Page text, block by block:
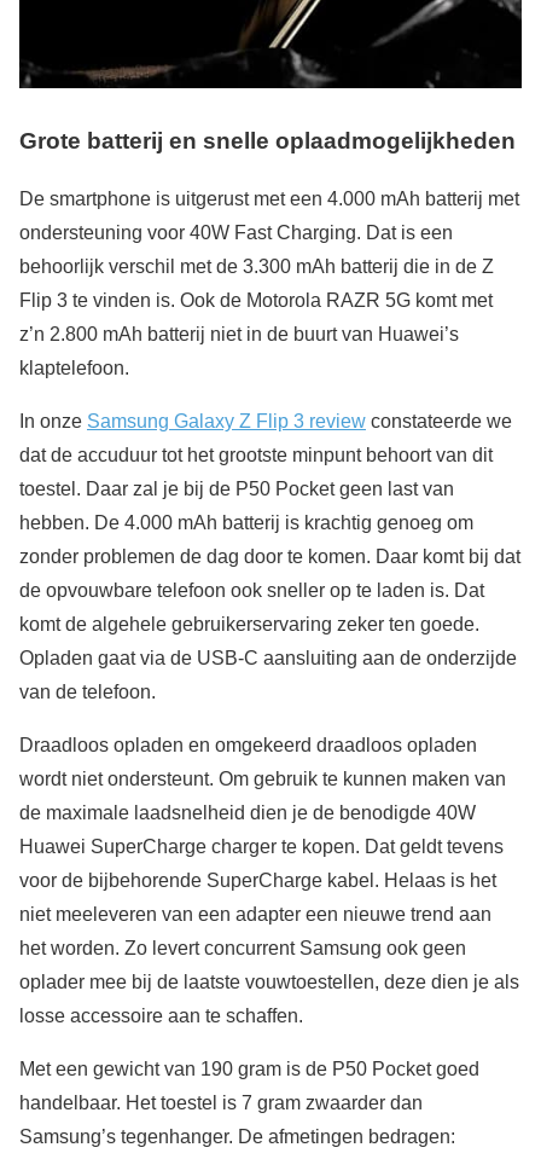
Grote batterij en snelle oplaadmogelijkheden
De smartphone is uitgerust met een 4.000 mAh batterij met
ondersteuning voor 40W Fast Charging. Dat is een
behoorlijk verschil met de 3.300 mAh batterij die in de Z
Flip 3 te vinden is. Ook de Motorola RAZR 5G komt met
z’n 2.800 mAh batterij niet in de buurt van Huawei’s
klaptelefoon.
In onze Samsung Galaxy Z Flip 3 review constateerde we
dat de accuduur tot het grootste minpunt behoort van dit
toestel. Daar zal je bij de P50 Pocket geen last van
hebben. De 4.000 mAh batterij is krachtig genoeg om
zonder problemen de dag door te komen. Daar komt bij dat
de opvouwbare telefoon ook sneller op te laden is. Dat
komt de algehele gebruikerservaring zeker ten goede.
Opladen gaat via de USB-C aansluiting aan de onderzijde
van de telefoon.
Draadloos opladen en omgekeerd draadloos opladen
wordt niet ondersteunt. Om gebruik te kunnen maken van
de maximale laadsnelheid dien je de benodigde 40W
Huawei SuperCharge charger te kopen. Dat geldt tevens
voor de bijbehorende SuperCharge kabel. Helaas is het
niet meeleveren van een adapter een nieuwe trend aan
het worden. Zo levert concurrent Samsung ook geen
oplader mee bij de laatste vouwtoestellen, deze dien je als
losse accessoire aan te schaffen.
Met een gewicht van 190 gram is de P50 Pocket goed
handelbaar. Het toestel is 7 gram zwaarder dan
Samsung’s tegenhanger. De afmetingen bedragen: